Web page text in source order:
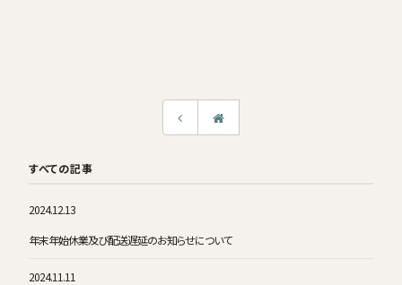
すべての記事
2024.12.13
年末年始休業及び配送遅延のお知らせについて
2024.11.11